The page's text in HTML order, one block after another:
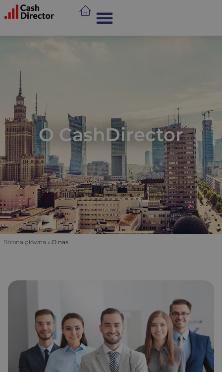
O CashDirector
Strona główna » O nas